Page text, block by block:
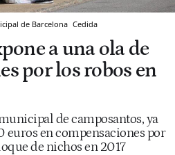
de Barcelona Cedida
a una ola de
por los robos en
de camposantos, ya
en compensaciones por
de nichos en 2017